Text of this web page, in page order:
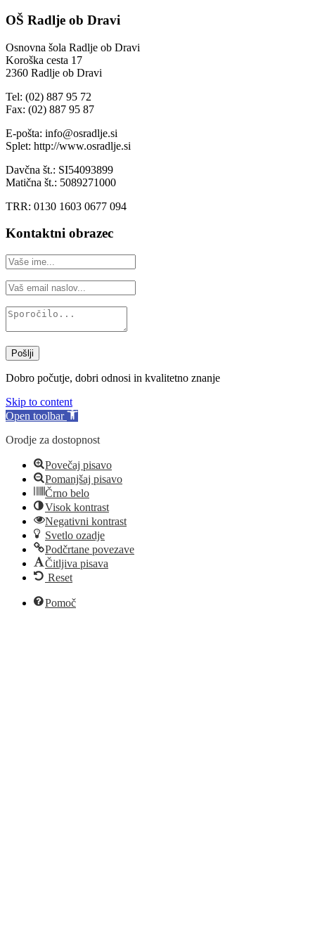
OŠ Radlje ob Dravi
Osnovna šola Radlje ob Dravi
Koroška cesta 17
2360 Radlje ob Dravi
Tel: (02) 887 95 72
Fax: (02) 887 95 87
E-pošta: info@osradlje.si
Splet: http://www.osradlje.si
Davčna št.: SI54093899
Matična št.: 5089271000
TRR: 0130 1603 0677 094
Kontaktni obrazec
Pošlji
Dobro počutje, dobri odnosi in kvalitetno znanje
Skip to content
Open toolbar
Orodje za dostopnost
Povečaj pisavo
Pomanjšaj pisavo
Črno belo
Visok kontrast
Negativni kontrast
Svetlo ozadje
Podčrtane povezave
Čitljiva pisava
Reset
Pomoč